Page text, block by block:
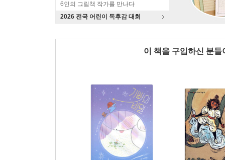
6인의 그림책 작가를 만나다
2026 전국 어린이 독후감 대회
이 책을 구입하신 분